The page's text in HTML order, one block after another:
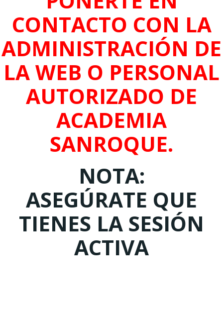
CONTACTO CON LA
ADMINISTRACIÓN DE
LA WEB O PERSONAL
AUTORIZADO DE
ACADEMIA
SANROQUE.
NOTA:
ASEGÚRATE QUE
TIENES LA SESIÓN
ACTIVA